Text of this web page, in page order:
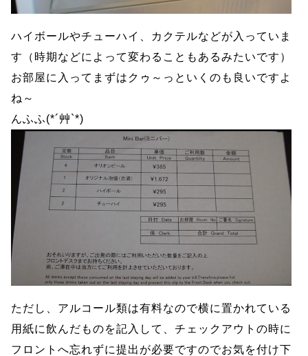
ハイボールやチューハイ、カクテルなどが入っていま
す（時期などによって変わることもあるみたいです）
お部屋に入ってまずはクゥ～っといくのも良いですよ
ね～
んふふ(*´艸`*)
ただし、アルコール類は有料なので横に置かれている
用紙に飲んだものを記入して、チェックアウトの時に
フロントへ忘れずに提出が必要ですのでお気を付け下